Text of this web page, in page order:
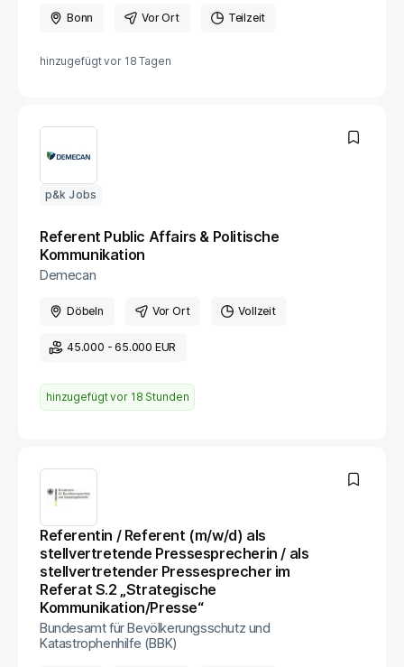
Bonn Vor Ort Teilzeit
hinzugefügt vor 18 Tagen
p&k Jobs
Referent Public Affairs & Politische
Kommunikation
Demecan
Döbeln Vor Ort Vollzeit
45.000 - 65.000 EUR
hinzugefügt vor 18 Stunden
Referentin / Referent (m/w/d) als
stellvertretende Pressesprecherin / als
stellvertretender Pressesprecher im
Referat S.2 „Strategische
Kommunikation/Presse“
Bundesamt für Bevölkerungsschutz und
Katastrophenhilfe (BBK)